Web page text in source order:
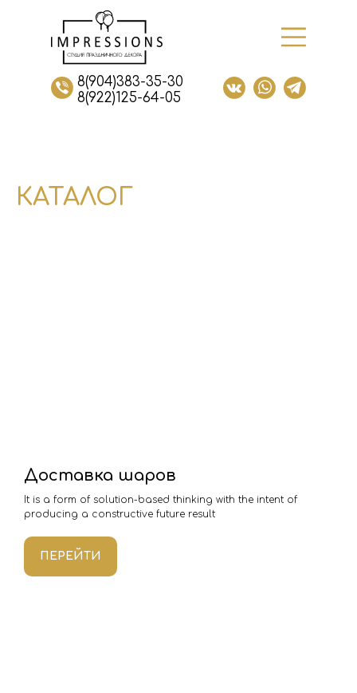
8(922)125-64-05
8(904)383-35-30
КАТАЛОГ
Доставка шаров
It is a form of solution-based thinking with the intent of
producing a constructive future result
ПЕРЕЙТИ